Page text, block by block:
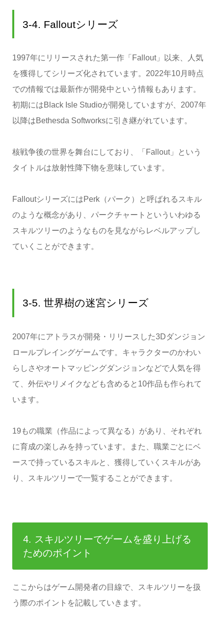
3-4. Falloutシリーズ
1997年にリリースされた第一作「Fallout」以来、人気
を獲得してシリーズ化されています。2022年10月時点
での情報では最新作が開発中という情報もあります。
初期にはBlack Isle Studioが開発していますが、2007年
以降はBethesda Softworksに引き継がれています。
核戦争後の世界を舞台にしており、「Fallout」という
タイトルは放射性降下物を意味しています。
FalloutシリーズにはPerk（パーク）と呼ばれるスキル
のような概念があり、パークチャートといういわゆる
スキルツリーのようなものを見ながらレベルアップし
ていくことができます。
3-5. 世界樹の迷宮シリーズ
2007年にアトラスが開発・リリースした3Dダンジョン
ロールプレイングゲームです。キャラクターのかわい
らしさやオートマッピングダンジョンなどで人気を得
て、外伝やリメイクなども含めると10作品も作られて
います。
19もの職業（作品によって異なる）があり、それぞれ
に育成の楽しみを持っています。また、職業ごとにベ
ースで持っているスキルと、獲得していくスキルがあ
り、スキルツリーで一覧することができます。
4. スキルツリーでゲームを盛り上げる
ためのポイント
ここからはゲーム開発者の目線で、スキルツリーを扱
う際のポイントを記載していきます。